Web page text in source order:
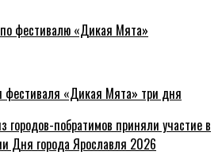
фестивалю «Дикая Мята»
фестиваля «Дикая Мята» три дня
городов-побратимов приняли участие в
Дня города Ярославля 2026